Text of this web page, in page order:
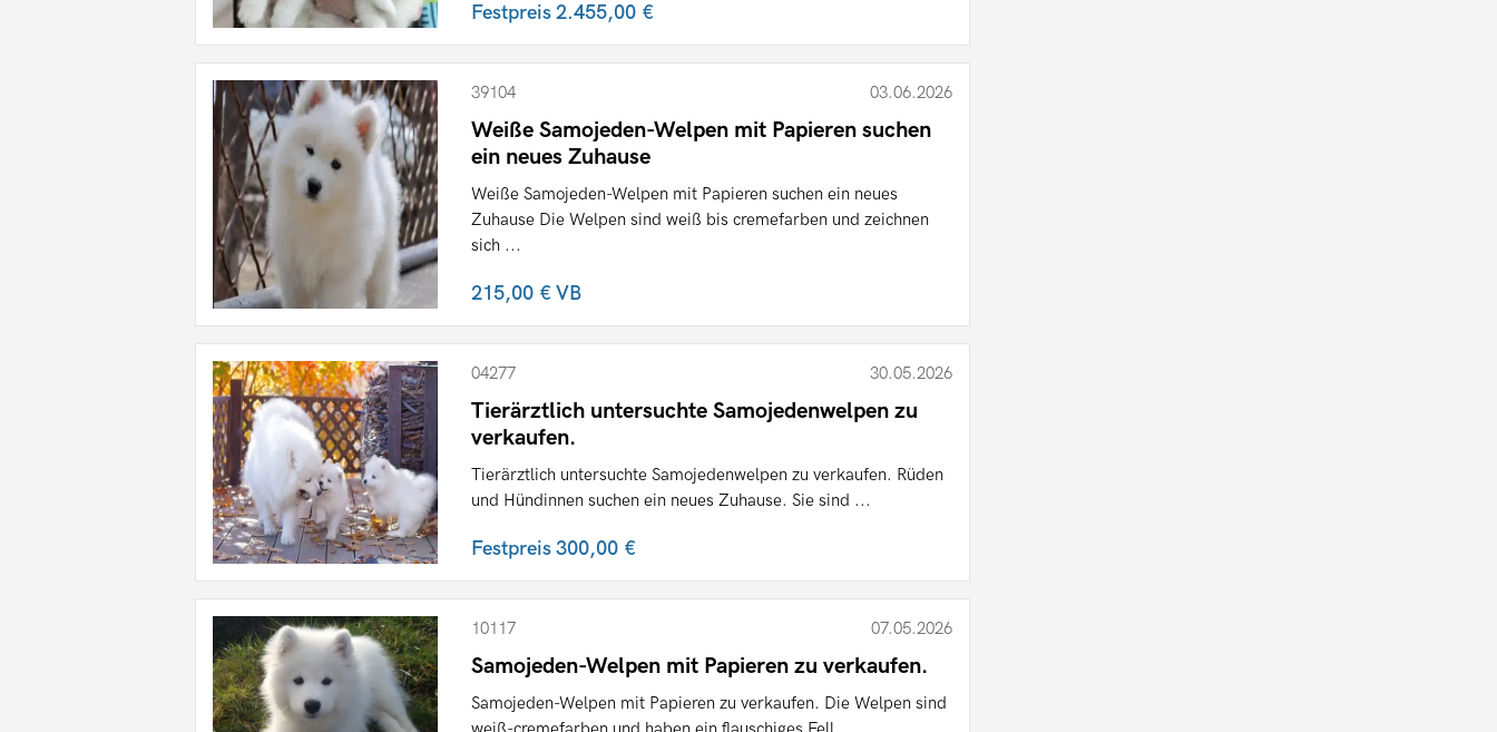
Festpreis2.455,00 €
39104 03.06.2026
Weiße Samojeden-Welpen mit Papieren suchen
ein neues Zuhause
Weiße Samojeden-Welpen mit Papieren suchen ein neues
Zuhause Die Welpen sind weiß bis cremefarben und zeichnen
sich ...
215,00 €VB
04277 30.05.2026
Tierärztlich untersuchte Samojedenwelpen zu
verkaufen.
Tierärztlich untersuchte Samojedenwelpen zu verkaufen. Rüden
und Hündinnen suchen ein neues Zuhause. Sie sind ...
Festpreis300,00 €
10117 07.05.2026
Samojeden-Welpen mit Papieren zu verkaufen.
Samojeden-Welpen mit Papieren zu verkaufen. Die Welpen sind